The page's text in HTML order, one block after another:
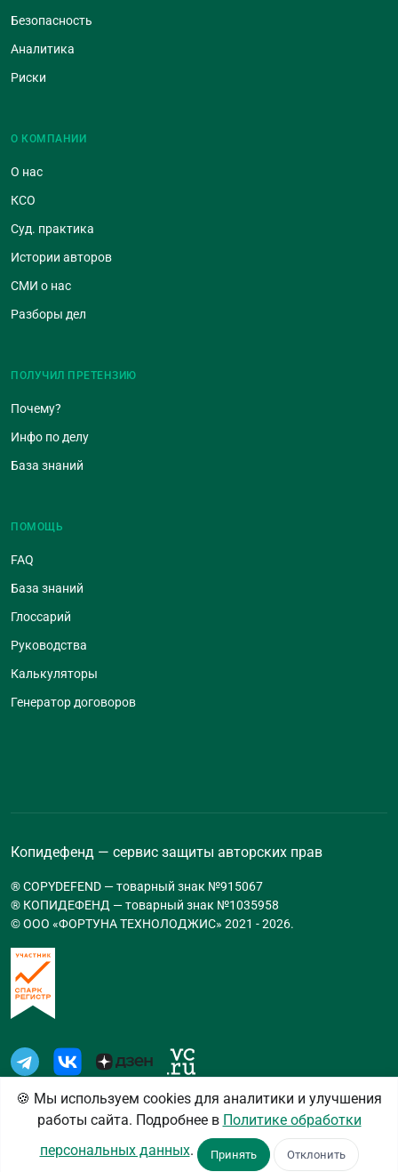
Безопасность
Аналитика
Риски
О КОМПАНИИ
О нас
КСО
Суд. практика
Истории авторов
СМИ о нас
Разборы дел
ПОЛУЧИЛ ПРЕТЕНЗИЮ
Почему?
Инфо по делу
База знаний
ПОМОЩЬ
FAQ
База знаний
Глоссарий
Руководства
Калькуляторы
Генератор договоров
Копидефенд — сервис защиты авторских прав
® COPYDEFEND — товарный знак №915067
® КОПИДЕФЕНД — товарный знак №1035958
© ООО «ФОРТУНА ТЕХНОЛОДЖИС» 2021 -2026.
Пользовательское соглашение
Политика
конфиденциальности
Настройки cookies
🍪 Мы используем cookies для аналитики и улучшения
работы сайта. Подробнее в Политике обработки
персональных данных. Принять Отклонить